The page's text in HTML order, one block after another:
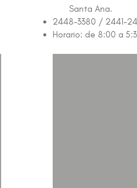
Santa Ana.​​
2448-3380 / 2441-
Horario: de 8:00 a